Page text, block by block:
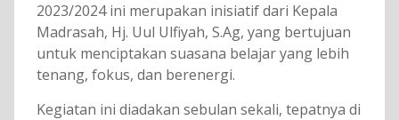
2023/2024 ini merupakan inisiatif dari Kepala
Madrasah, Hj. Uul Ulfiyah, S.Ag, yang bertujuan
untuk menciptakan suasana belajar yang lebih
tenang, fokus, dan berenergi.
Kegiatan ini diadakan sebulan sekali, tepatnya di